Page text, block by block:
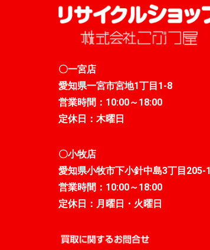
〇一宮店
愛知県一宮市宮地1丁目1-8
営業時間：10:00～18:00
定休日：木曜日
〇小牧店
愛知県小牧市下小針中島3丁目205-1
営業時間：10:00～18:00
定休日：月曜日・火曜日